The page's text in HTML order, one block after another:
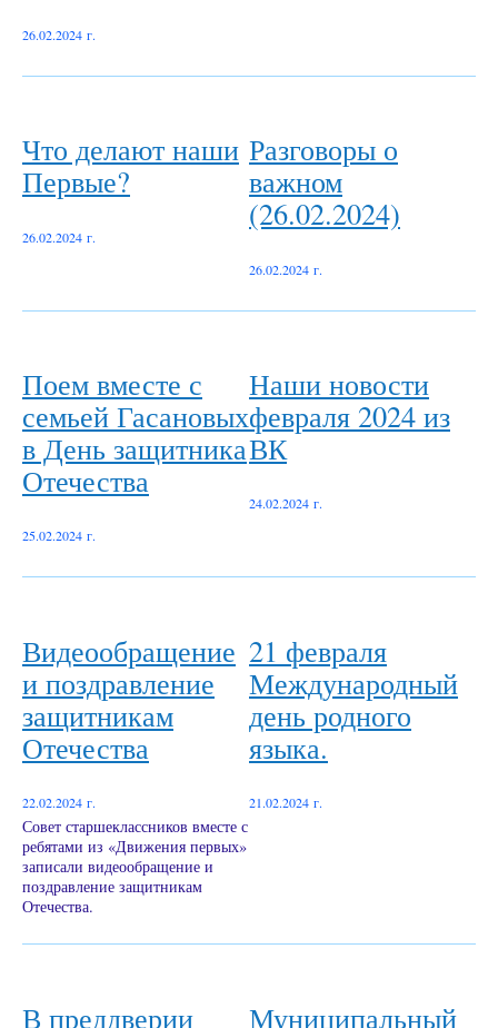
26.02.2024 г.
Что делают наши
Первые?
26.02.2024 г.
Разговоры о
важном
(26.02.2024)
26.02.2024 г.
Поем вместе с
семьей Гасановых
в День защитника
Отечества
25.02.2024 г.
Наши новости
февраля 2024 из
ВК
24.02.2024 г.
Видеообращение
и поздравление
защитникам
Отечества
22.02.2024 г.
Совет старшеклассников вместе с
ребятами из «Движения первых»
записали видеообращение и
поздравление защитникам
Отечества.
21 февраля
Международный
день родного
языка.
21.02.2024 г.
В преддверии Муниципальный